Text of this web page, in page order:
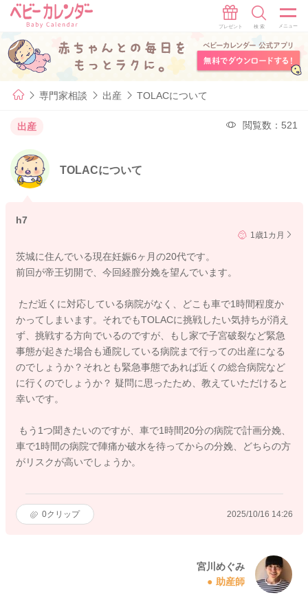
専門家相談 出産 TOLACについて
出産 閲覧数：521
TOLACについて
h7
1歳1カ月
茨城に住んでいる現在妊娠6ヶ月の20代です。
前回が帝王切開で、今回経膣分娩を望んでいます。
ただ近くに対応している病院がなく、どこも車で1時間程度か
かってしまいます。それでもTOLACに挑戦したい気持ちが消え
ず、挑戦する方向でいるのですが、もし家で子宮破裂など緊急
事態が起きた場合も通院している病院まで行っての出産になる
のでしょうか？それとも緊急事態であれば近くの総合病院など
に行くのでしょうか？ 疑問に思ったため、教えていただけると
幸いです。
もう1つ聞きたいのですが、車で1時間20分の病院で計画分娩、
車で1時間の病院で陣痛か破水を待ってからの分娩、どちらの方
がリスクが高いでしょうか。
0クリップ 2025/10/16 14:26
宮川めぐみ
助産師